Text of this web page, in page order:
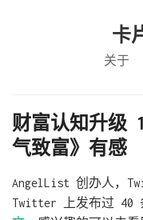
卡
关于
财富认知升级
气致富》有感
AngelList 创办人，
Twitter 上发布过 40